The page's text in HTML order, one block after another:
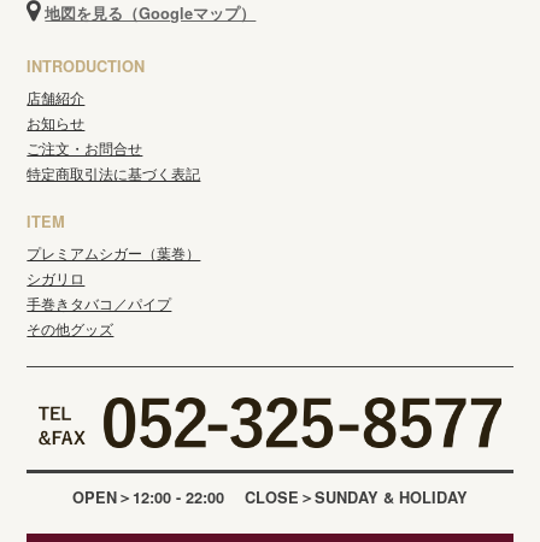
地図を見る（Googleマップ）
INTRODUCTION
店舗紹介
お知らせ
ご注文・お問合せ
特定商取引法に基づく表記
ITEM
プレミアムシガー（葉巻）
シガリロ
手巻きタバコ／パイプ
その他グッズ
OPEN 12:00 - 22:00 CLOSE SUNDAY & HOLIDAY